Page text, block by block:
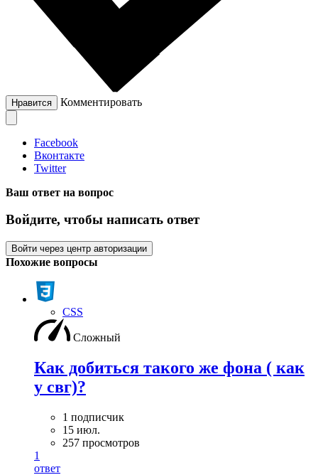
Нравится Комментировать
Facebook
Вконтакте
Twitter
Ваш ответ на вопрос
Войдите, чтобы написать ответ
Войти через центр авторизации
Похожие вопросы
CSS
Сложный
Как добиться такого же фона ( как
у свг)?
1 подписчик
15 июл.
257 просмотров
1
ответ